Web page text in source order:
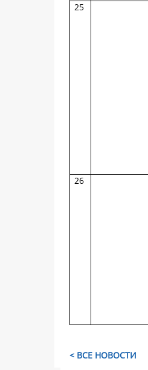
25
26
< ВСЕ НОВОСТИ